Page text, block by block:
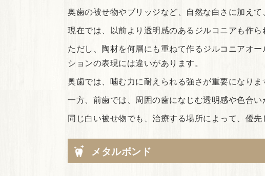
奥歯の被せ物やブリッジなど、自然な白さに加え
現在では、以前より透明感のあるジルコニアも作ら
ただし、陶材を何層にも重ねて作るジルコニアオ
ションの表現には違いがあります。
奥歯では、噛む力に耐えられる強さが重要になりま
一方、前歯では、周囲の歯になじむ透明感や色合い
同じ白い被せ物でも、治療する場所によって、優先
メタルボンド